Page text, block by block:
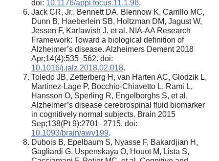
doi: 10.1176/appi.focus.11.1.96.
Jack CR, Jr., Bennett DA, Blennow K, Carrillo MC,
Dunn B, Haeberlein SB, Holtzman DM, Jagust W,
Jessen F, Karlawish J, et al. NIA-AA Research
Framework: Toward a biological definition of
Alzheimer’s disease. Alzheimers Dement 2018
Apr;14(4):535–562. doi:
10.1016/j.jalz.2018.02.018.
Toledo JB, Zetterberg H, van Harten AC, Glodzik L,
Martinez-Lage P, Bocchio-Chiavetto L, Rami L,
Hansson O, Sperling R, Engelborghs S, et al.
Alzheimer’s disease cerebrospinal fluid biomarker
in cognitively normal subjects. Brain 2015
Sep;138(Pt 9):2701–2715. doi:
10.1093/brain/awv199.
Dubois B, Epelbaum S, Nyasse F, Bakardjian H,
Gagliardi G, Uspenskaya O, Houot M, Lista S,